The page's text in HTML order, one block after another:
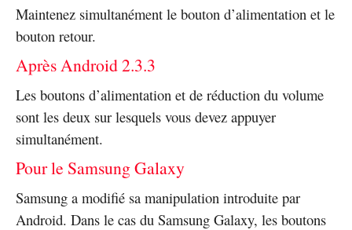
Maintenez simultanément le bouton d’alimentation et le
bouton retour.
Après Android 2.3.3
Les boutons d’alimentation et de réduction du volume
sont les deux sur lesquels vous devez appuyer
simultanément.
Pour le Samsung Galaxy
Samsung a modifié sa manipulation introduite par
Android. Dans le cas du Samsung Galaxy, les boutons